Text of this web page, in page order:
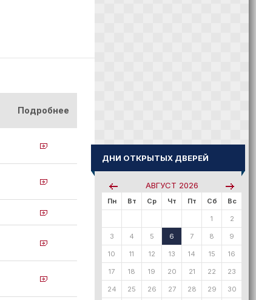
Подробнее
ДНИ ОТКРЫТЫХ ДВЕРЕЙ
АВГУСТ 2026
Пн Вт Ср Чт Пт Сб Вс
1 2
3 4 5 6 7 8 9
10 11 12 13 14 15 16
17 18 19 20 21 22 23
24 25 26 27 28 29 30